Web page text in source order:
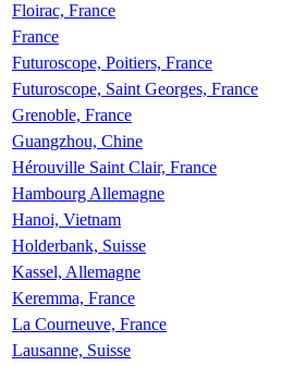
Floirac, France
France
Futuroscope, Poitiers, France
Futuroscope, Saint Georges, France
Grenoble, France
Guangzhou, Chine
Hérouville Saint Clair, France
Hambourg Allemagne
Hanoi, Vietnam
Holderbank, Suisse
Kassel, Allemagne
Keremma, France
La Courneuve, France
Lausanne, Suisse